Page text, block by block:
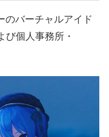
のバーチャルアイド
び個人事務所・